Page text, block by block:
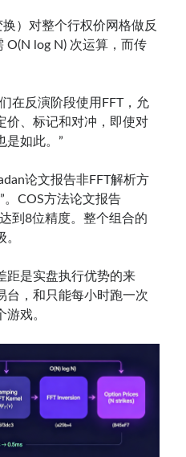
）对整个行权价网格做反
O(N log N) 次运算，而传
在反演阶段使用FFT，允
价、标记和对冲，即使对
是如此。”
论文报告非FFT解析方
。COS方法论文报告
到8位精度。整个组合的
距是实盘执行优势的来
台，和只能每小时跑一次
戏。